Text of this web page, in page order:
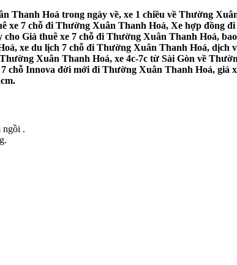
Thanh Hoá trong ngày về, xe 1 chiều về Thường
xe 7 chỗ đi Thường Xuân Thanh Hoá, Xe hợp
Giá thuê xe 7 chỗ đi Thường Xuân Thanh Hoá,
xe du lịch 7 chỗ đi Thường Xuân Thanh Hoá, dịch
Xuân Thanh Hoá, xe 4c-7c từ Sài Gòn về
chỗ Innova đời mới đi Thường Xuân Thanh Hoá,
ngồi .